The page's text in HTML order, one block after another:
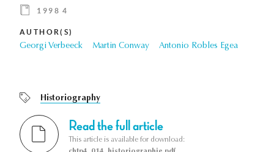
1998 4
AUTHOR(S)
Georgi Verbeeck Martin Conway Antonio Robles Egea
Historiography
Read the full article
This article is available for download: